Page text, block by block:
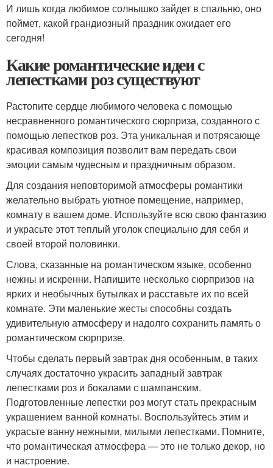
И лишь когда любимое солнышко зайдет в спальню, оно
поймет, какой грандиозный праздник ожидает его
сегодня!
Какие романтические идеи с
лепестками роз существуют
Растопите сердце любимого человека с помощью
несравненного романтического сюрприза, созданного с
помощью лепестков роз. Эта уникальная и потрясающе
красивая композиция позволит вам передать свои
эмоции самым чудесным и праздничным образом.
Для создания неповторимой атмосферы романтики
желательно выбрать уютное помещение, например,
комнату в вашем доме. Используйте всю свою фантазию
и украсьте этот теплый уголок специально для себя и
своей второй половинки.
Слова, сказанные на романтическом языке, особенно
нежны и искренни. Напишите несколько сюрпризов на
ярких и необычных бутылках и расставьте их по всей
комнате. Эти маленькие жесты способны создать
удивительную атмосферу и надолго сохранить память о
романтическом сюрпризе.
Чтобы сделать первый завтрак дня особенным, в таких
случаях достаточно украсить западный завтрак
лепестками роз и бокалами с шампанским.
Подготовленные лепестки роз могут стать прекрасным
украшением ванной комнаты. Воспользуйтесь этим и
украсьте ванну нежными, милыми лепестками. Помните,
что романтическая атмосфера — это не только декор, но
и настроение.